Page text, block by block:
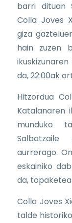
barri dituan
Colla Joves
giza
hain zuzen
da, 22:00ak
Hitzordua
Katalanaren
munduko
Salbatzaile
aurrerago.
eskainiko
da,
Colla Joves
talde